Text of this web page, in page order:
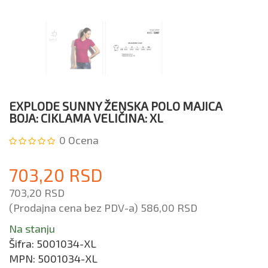
EXPLODE SUNNY ŽENSKA POLO MAJICA
BOJA: CIKLAMA VELIČINA: XL
0 Ocena
703,20 RSD
703,20 RSD
(Prodajna cena bez PDV-a) 586,00 RSD
Na stanju
Šifra: 5001034-XL
MPN: 5001034-XL